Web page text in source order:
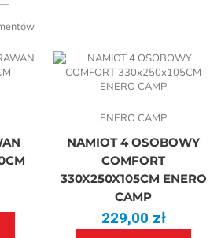
ENERO CAMP
NAMIOT 4 OSOBOWY
COMFORT
330X250X105CM ENERO
CAMP
229,00 zł